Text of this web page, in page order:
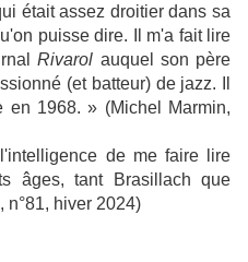
était assez droitier dans sa
puisse dire. Il m'a fait lire
Rivarol auquel son père
(et batteur) de jazz. Il
en 1968. » (Michel Marmin,
de me faire lire
âges, tant Brasillach que
, n°81, hiver 2024)